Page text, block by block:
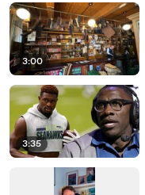
3:00
3:35